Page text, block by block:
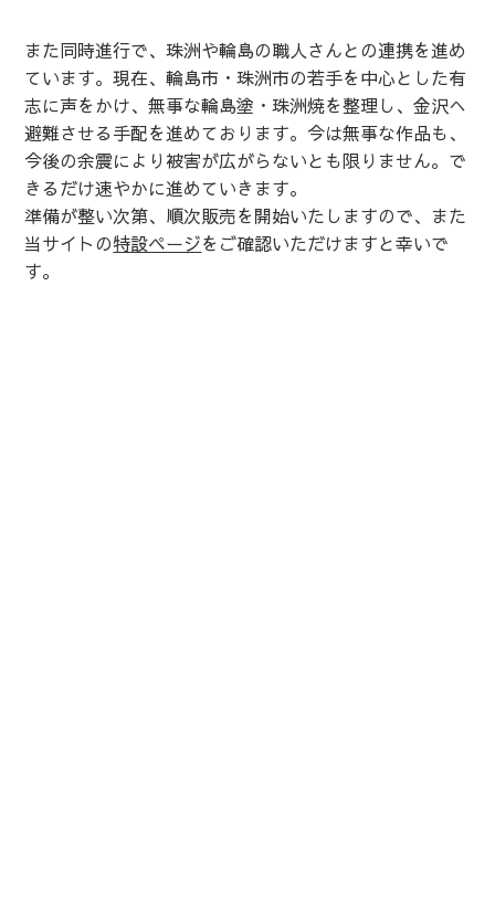
また同時進行で、珠洲や輪島の職人さんとの連携を進め
ています。現在、輪島市・珠洲市の若手を中心とした有
志に声をかけ、無事な輪島塗・珠洲焼を整理し、金沢へ
避難させる手配を進めております。今は無事な作品も、
今後の余震により被害が広がらないとも限りません。で
きるだけ速やかに進めていきます。
準備が整い次第、順次販売を開始いたしますので、また
当サイトの特設ページをご確認いただけますと幸いで
す。